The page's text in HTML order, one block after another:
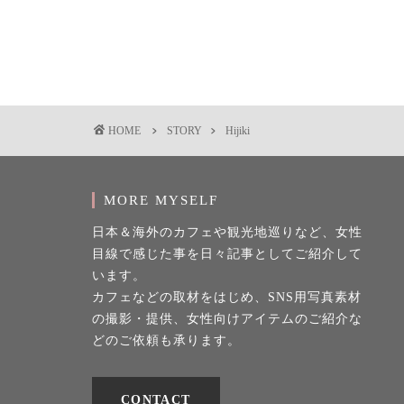
HOME STORY Hijiki
MORE MYSELF
日本＆海外のカフェや観光地巡りなど、女性
目線で感じた事を日々記事としてご紹介して
います。
カフェなどの取材をはじめ、SNS用写真素材
の撮影・提供、女性向けアイテムのご紹介な
どのご依頼も承ります。
CONTACT